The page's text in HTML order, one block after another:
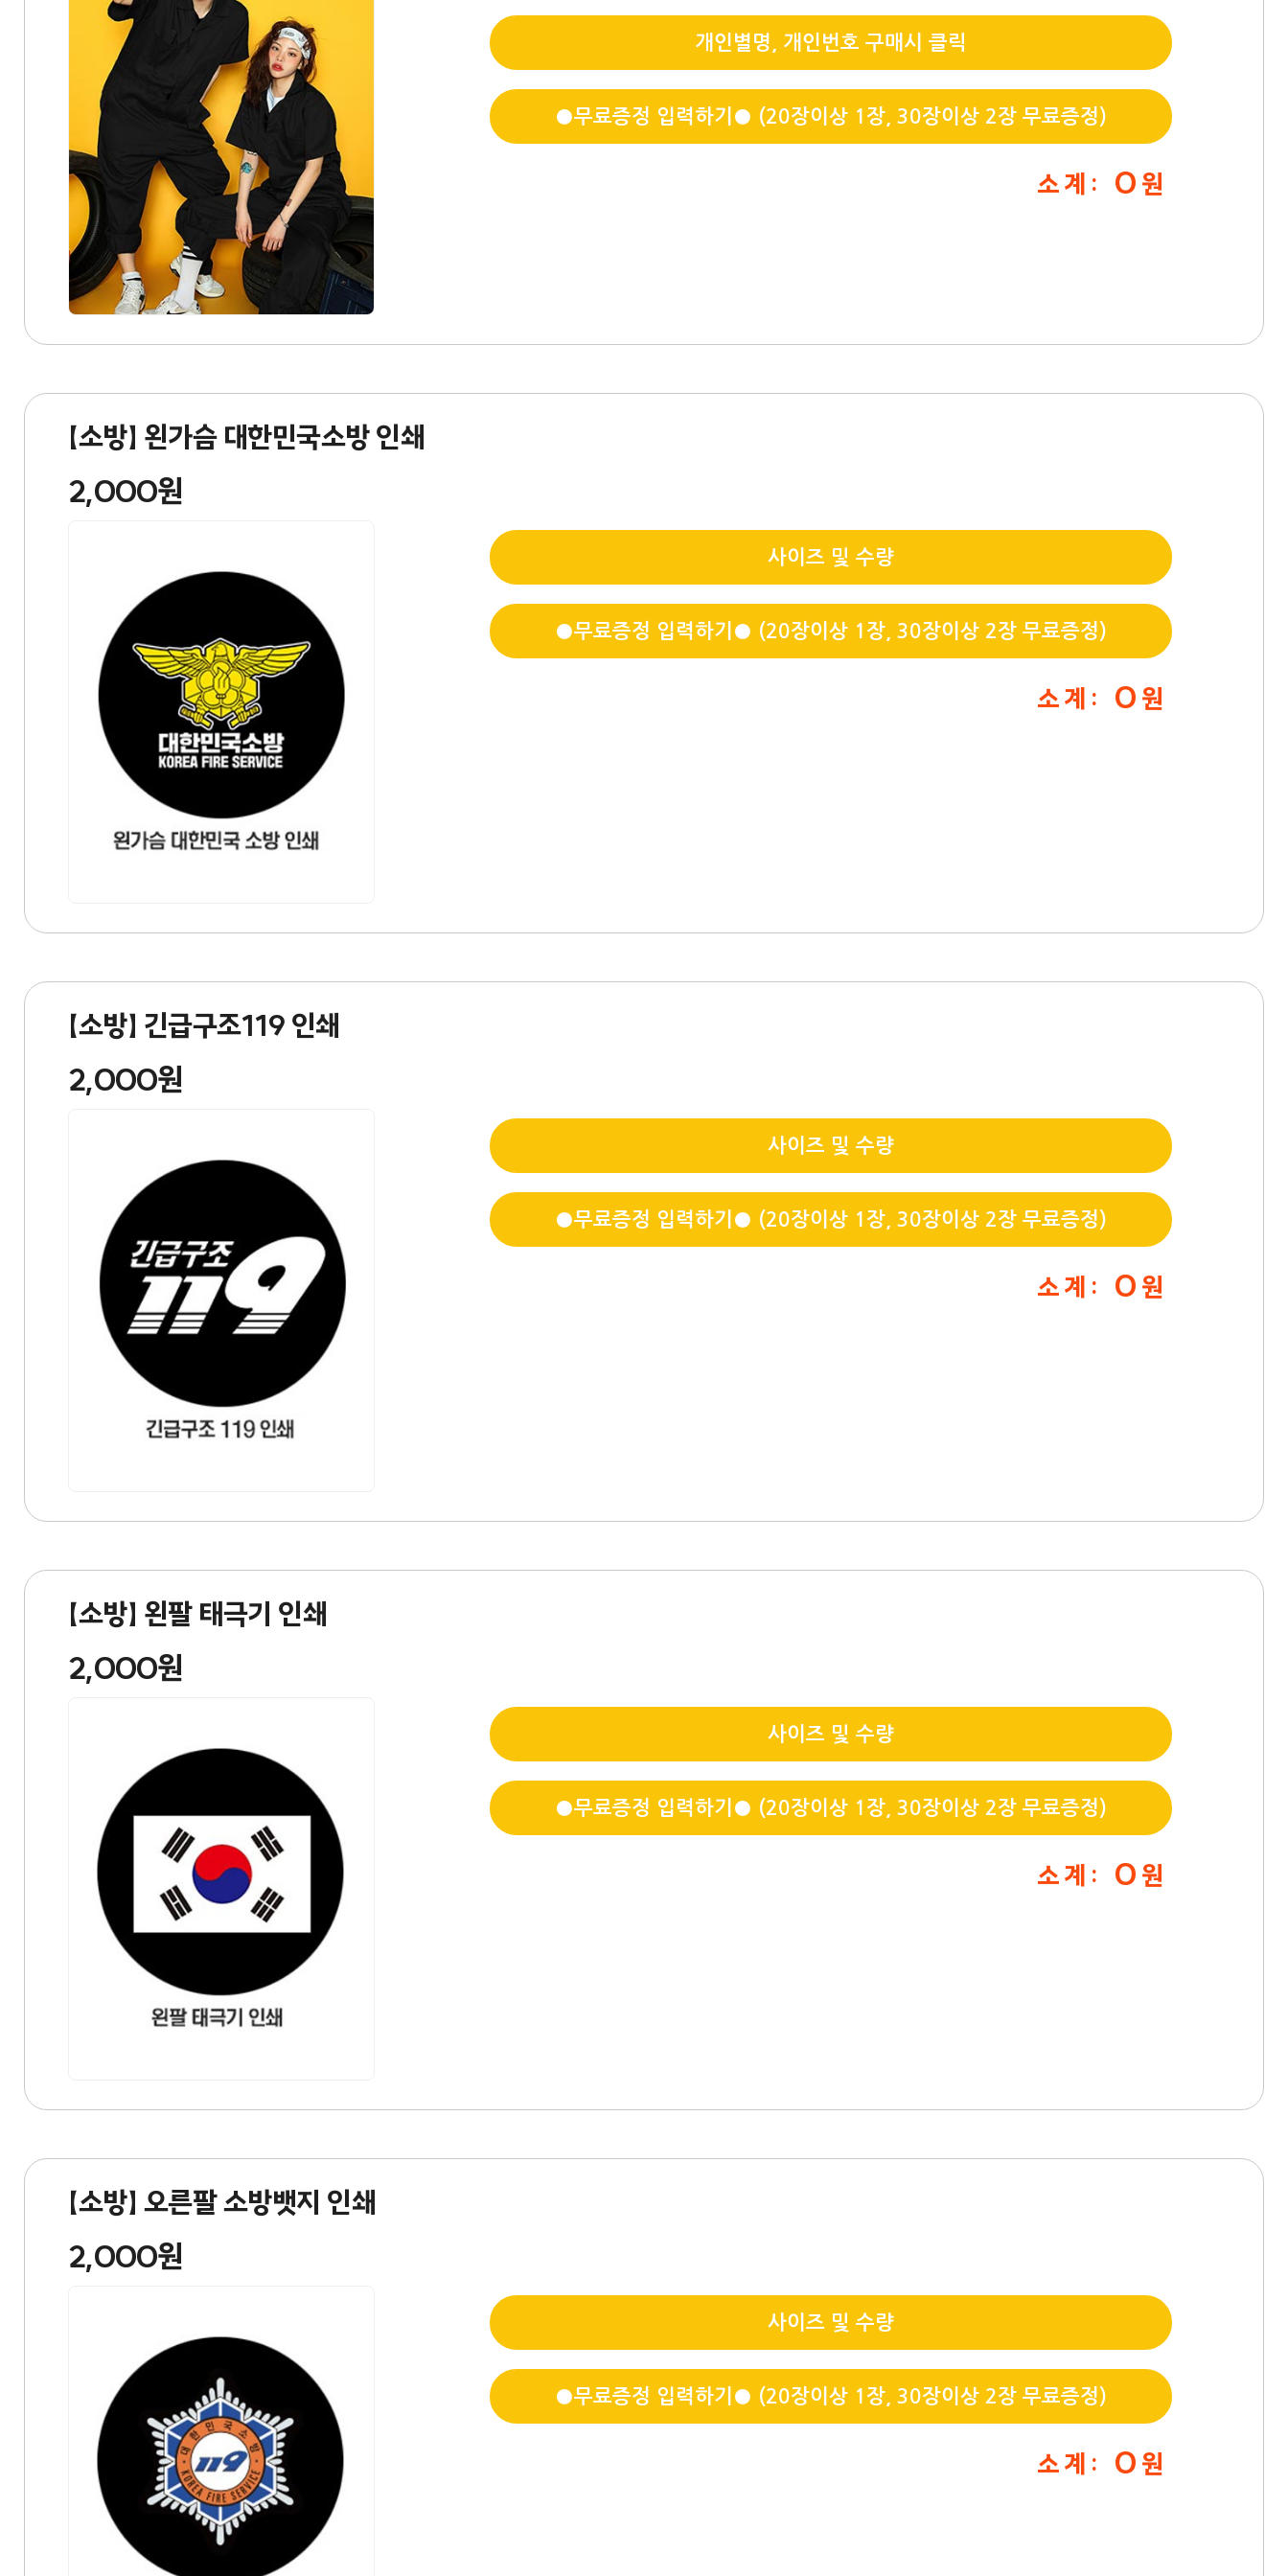
개인별명, 개인번호 구매시 클릭
●무료증정 입력하기● (20장이상 1장, 30장이상 2장 무료증정)
소 계 : 0 원
【소방】 왼가슴 대한민국소방 인쇄
2,000원
사이즈 및 수량
●무료증정 입력하기● (20장이상 1장, 30장이상 2장 무료증정)
소 계 : 0 원
【소방】 긴급구조119 인쇄
2,000원
사이즈 및 수량
●무료증정 입력하기● (20장이상 1장, 30장이상 2장 무료증정)
소 계 : 0 원
【소방】 왼팔 태극기 인쇄
2,000원
사이즈 및 수량
●무료증정 입력하기● (20장이상 1장, 30장이상 2장 무료증정)
소 계 : 0 원
【소방】 오른팔 소방뱃지 인쇄
2,000원
사이즈 및 수량
●무료증정 입력하기● (20장이상 1장, 30장이상 2장 무료증정)
소 계 : 0 원